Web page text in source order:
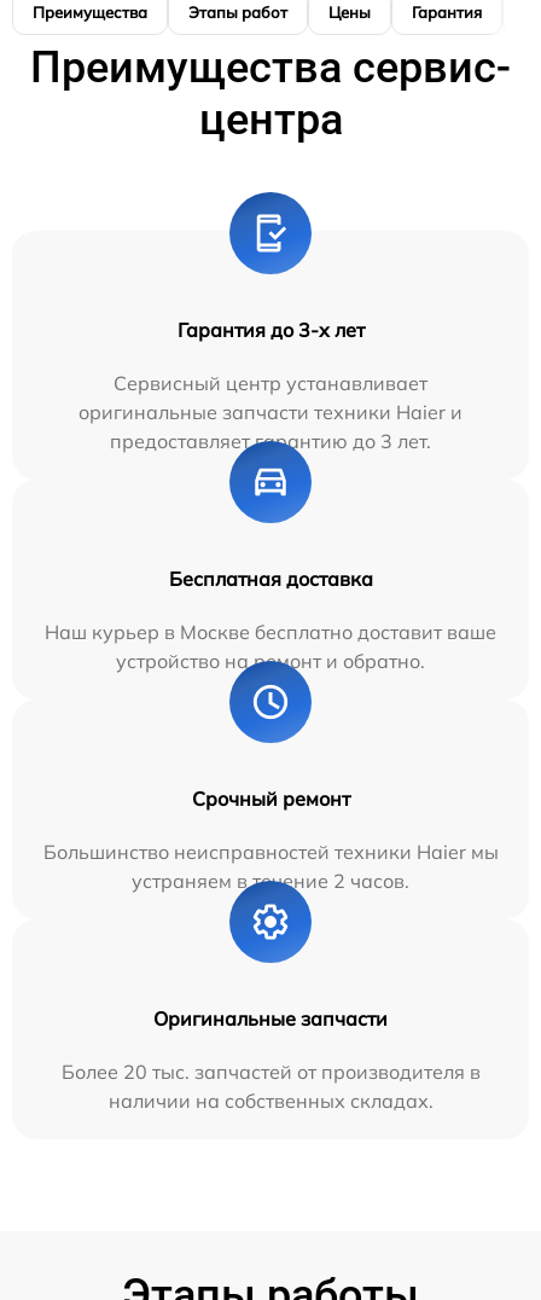
Преимущества Этапы работ Цены Гарантия
Преимущества сервис-
центра
Гарантия до 3-х лет
Сервисный центр устанавливает
оригинальные запчасти техники Haier и
предоставляет гарантию до 3 лет.
Бесплатная доставка
Наш курьер в Москве бесплатно доставит ваше
устройство на ремонт и обратно.
Срочный ремонт
Большинство неисправностей техники Haier мы
устраняем в течение 2 часов.
Оригинальные запчасти
Более 20 тыс. запчастей от производителя в
наличии на собственных складах.